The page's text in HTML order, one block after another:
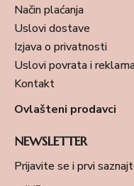
Način plaćanja
Uslovi dostave
Izjava o privatnosti
Uslovi povrata i
Kontakt
Ovlašteni prodavci
NEWSLETTER
Prijavite se i prvi